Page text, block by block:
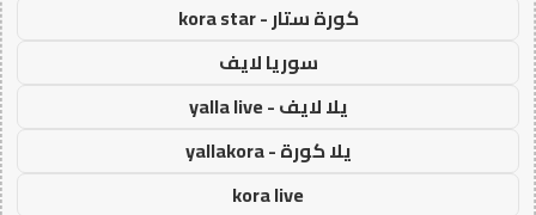
كورة ستار - kora star
سوريا لايف
يلا لايف - yalla live
يلا كورة - yallakora
kora live